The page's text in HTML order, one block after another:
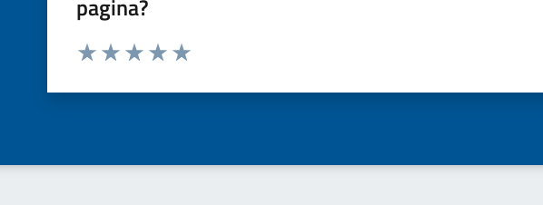
pagina?
Valuta da 1 a 5 stelle la pagina